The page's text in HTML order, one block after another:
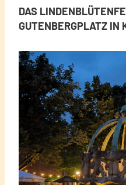
DAS
GUTENBERGPLATZ IN